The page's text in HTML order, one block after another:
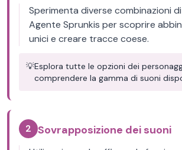
Sperimenta diverse combinazioni
Agente Sprunkis per scoprire
unici e creare tracce coese.
💡Esplora tutte le opzioni dei
comprendere la gamma di suoni
2 Sovrapposizione dei suoni